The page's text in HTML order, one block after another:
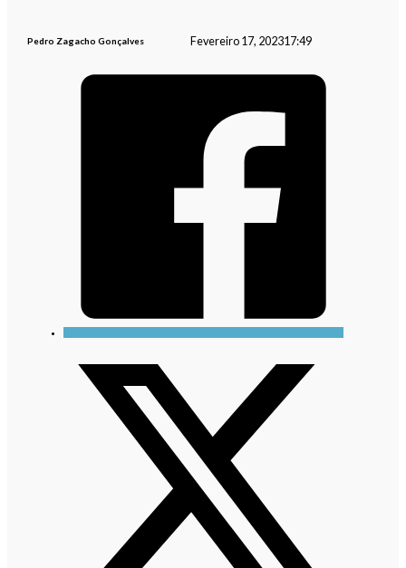
Pedro Zagacho Gonçalves Fevereiro 17, 202317:49